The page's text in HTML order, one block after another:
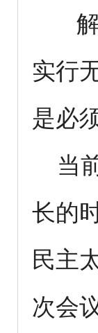
解
实行
是必
当
长的
民主
次会